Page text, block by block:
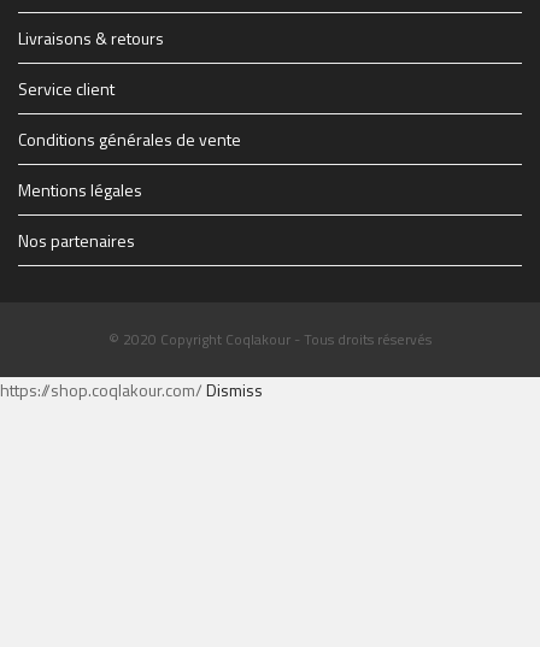
THE-FINAL-Flyer-recto-WEB.jpg
1914347_1228083069627_1579928_n.jpg
Livraisons & retours
Service client
Conditions générales de vente
Mentions légales
Nos partenaires
© 2020 Copyright Coqlakour - Tous droits réservés
https://shop.coqlakour.com/Dismiss